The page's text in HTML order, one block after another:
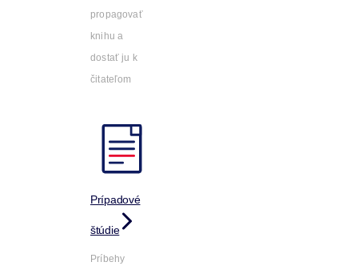
propagovať
knihu a
dostať ju k
čitateľom
Prípadové
štúdie
Príbehy